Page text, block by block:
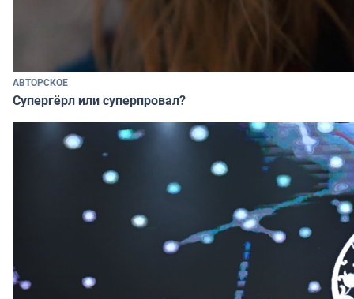
АВТОРСКОЕ
Супергёрл или суперпровал?